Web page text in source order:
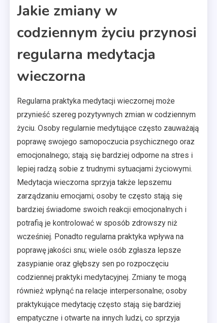
Jakie zmiany w
codziennym życiu przynosi
regularna medytacja
wieczorna
Regularna praktyka medytacji wieczornej może
przynieść szereg pozytywnych zmian w codziennym
życiu. Osoby regularnie medytujące często zauważają
poprawę swojego samopoczucia psychicznego oraz
emocjonalnego; stają się bardziej odporne na stres i
lepiej radzą sobie z trudnymi sytuacjami życiowymi.
Medytacja wieczorna sprzyja także lepszemu
zarządzaniu emocjami; osoby te często stają się
bardziej świadome swoich reakcji emocjonalnych i
potrafią je kontrolować w sposób zdrowszy niż
wcześniej. Ponadto regularna praktyka wpływa na
poprawę jakości snu; wiele osób zgłasza lepsze
zasypianie oraz głębszy sen po rozpoczęciu
codziennej praktyki medytacyjnej. Zmiany te mogą
również wpłynąć na relacje interpersonalne; osoby
praktykujące medytację często stają się bardziej
empatyczne i otwarte na innych ludzi, co sprzyja